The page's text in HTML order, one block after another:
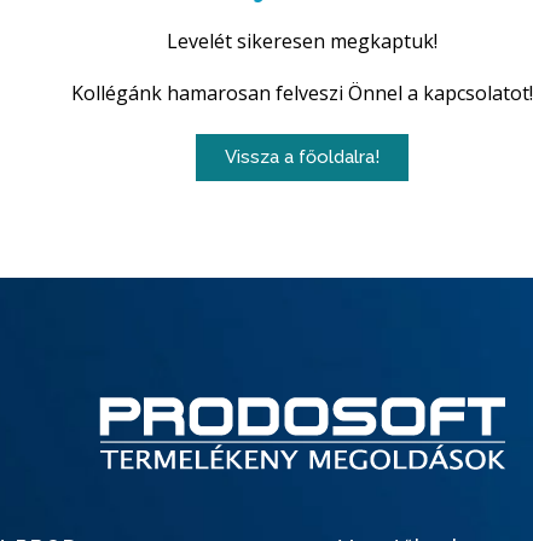
Levelét sikeresen megkaptuk!
Kollégánk hamarosan felveszi Önnel a kapcsolatot!
Vissza a főoldalra!